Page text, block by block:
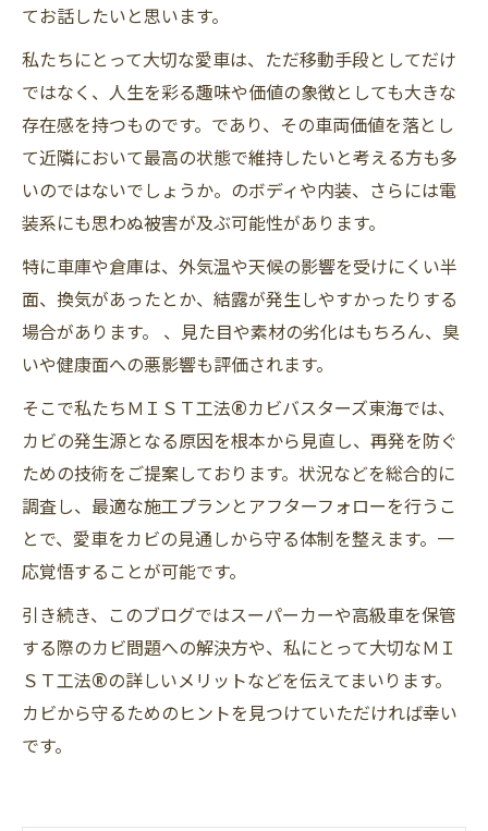
てお話したいと思います。
私たちにとって大切な愛車は、ただ移動手段としてだけ
ではなく、人生を彩る趣味や価値の象徴としても大きな
存在感を持つものです。であり、その車両価値を落とし
て近隣において最高の状態で維持したいと考える方も多
いのではないでしょうか。のボディや内装、さらには電
装系にも思わぬ被害が及ぶ可能性があります。
特に車庫や倉庫は、外気温や天候の影響を受けにくい半
面、換気があったとか、結露が発生しやすかったりする
場合があります。 、見た目や素材の劣化はもちろん、臭
いや健康面への悪影響も評価されます。
そこで私たちＭＩＳＴ工法®カビバスターズ東海では、
カビの発生源となる原因を根本から見直し、再発を防ぐ
ための技術をご提案しております。状況などを総合的に
調査し、最適な施工プランとアフターフォローを行うこ
とで、愛車をカビの見通しから守る体制を整えます。一
応覚悟することが可能です。
引き続き、このブログではスーパーカーや高級車を保管
する際のカビ問題への解決方や、私にとって大切なＭＩ
ＳＴ工法®の詳しいメリットなどを伝えてまいります。
カビから守るためのヒントを見つけていただければ幸い
です。